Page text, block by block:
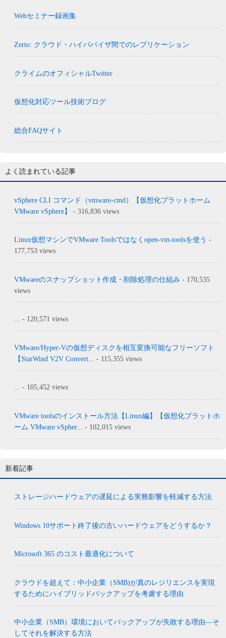
Webセミナー録画集
Zerto: クラウド・ハイパバイザ間でのレプリケーション
クライムのオフィシャルTwitter
仮想化対応ツール技術ブログ
総合FAQサイト
よく読まれている記事
vSphere CLI コマンド（vmware-cmd）【仮想化プラットホーム
VMware vSphere】
- 316,836 views
Linux仮想マシンでVMware Toolsではなくopen-vm-toolsを使う -
177,753 views
VMwareのスナップショット作成・削除処理の仕組み - 170,535
views
... - 120,571 views
VMware/Hyper-Vの仮想ディスクを相互変換可能なフリーソフト
【StarWind V2V Convert...
- 115,355 views
... - 105,452 views
VMware toolsのインストール方法【Linux編】【仮想化プラットホ
ーム VMware vSpher... - 102,015 views
新着記事
ストレージハードウェアの遅延による実務影響を軽減する方法
Windows 10サポート終了後の古いハードウェアをどうするか？
Microsoft 365 のコスト最適化について
クラウドを超えて：中小企業（SMB)が真のレジリエンスを実現
するためにハイブリッドバックアップを考慮する理由
中小企業（SMB）環境においてバックアップが失敗する理由―そ
してそれを解決する方法